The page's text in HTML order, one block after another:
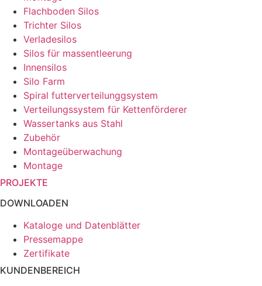
Flachboden Silos
Trichter Silos
Verladesilos
Silos für massentleerung
Innensilos
Silo Farm
Spiral futterverteilunggsystem
Verteilungssystem für Kettenförderer
Wassertanks aus Stahl
Zubehör
Montageüberwachung
Montage
PROJEKTE
DOWNLOADEN
Kataloge und Datenblätter
Pressemappe
Zertifikate
KUNDENBEREICH